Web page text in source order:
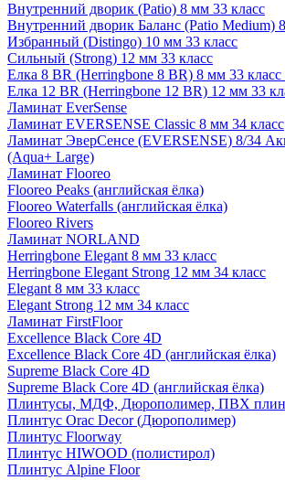
Внутренний дворик (Patio) 8 мм 33 класс
Внутренний дворик Баланс (Patio Medium)
Избранный (Distingo) 10 мм 33 класс
Сильный (Strong) 12 мм 33 класс
Елка 8 BR (Herringbone 8 BR) 8 мм 33 класс
Елка 12 BR (Herringbone 12 BR) 12 мм 33
Ламинат EverSense
Ламинат EVERSENSE Classic 8 мм 34 класс
Ламинат ЭверСенсе (EVERSENSE) 8/34
(Aqua+ Large)
Ламинат Flooreo
Flooreo Peaks (английская ёлка)
Flooreo Waterfalls (английская ёлка)
Flooreo Rivers
Ламинат NORLAND
Herringbone Elegant 8 мм 33 класс
Herringbone Elegant Strong 12 мм 34 класс
Elegant 8 мм 33 класс
Elegant Strong 12 мм 34 класс
Ламинат FirstFloor
Excellence Black Core 4D
Excellence Black Core 4D (английская ёлка)
Supreme Black Core 4D
Supreme Black Core 4D (английская ёлка)
Плинтусы, МДФ, Дюрополимер, ПВХ
Плинтус Orac Decor (Дюрополимер)
Плинтус Floorway
Плинтус HIWOOD (полистирол)
Плинтус Alpine Floor